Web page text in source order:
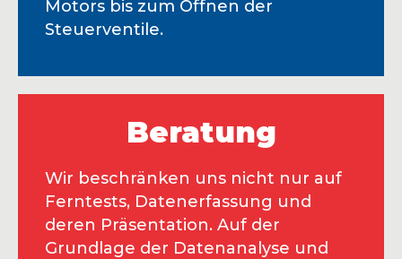
Motors bis zum Öffnen der
Steuerventile.
Beratung
Wir beschränken uns nicht nur auf
Ferntests, Datenerfassung und
deren Präsentation. Auf der
Grundlage der Datenanalyse und